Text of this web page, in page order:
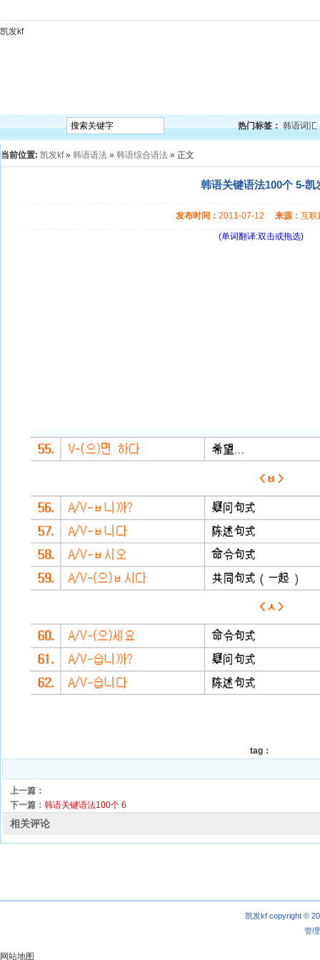
凯发kf
热门标签： 韩语词汇
当前位置: 凯发kf» 韩语语法 » 韩语综合语法 » 正文
韩语关键语法100个 5-凯
发布时间： 2011-07-12 来源： 互
(单词翻译:双击或拖选)
tag：
上一篇：
下一篇： 韩语关键语法100个 6
相关评论
凯发kf copyright ©
管
网站地图